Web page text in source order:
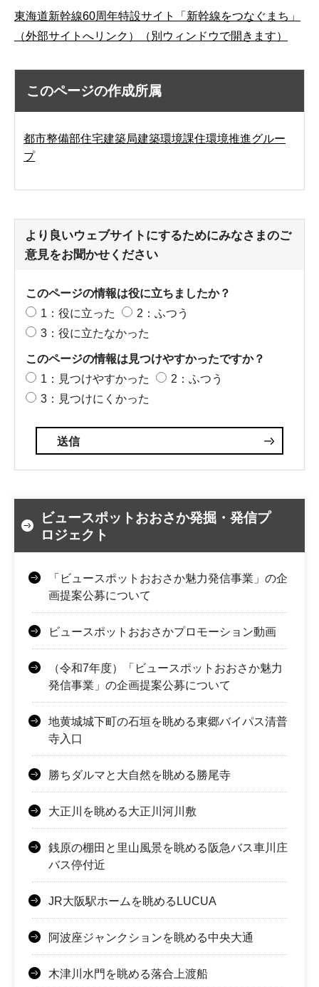
東海道新幹線60周年特設サイト「新幹線をつなぐまち」
（外部サイトへリンク）（別ウィンドウで開きます）
このページの作成所属
都市整備部住宅建築局建築環境課住環境推進グルー
プ
より良いウェブサイトにするためにみなさまのご
意見をお聞かせください
このページの情報は役に立ちましたか？
1：役に立った
2：ふつう
3：役に立たなかった
このページの情報は見つけやすかったですか？
1：見つけやすかった
2：ふつう
3：見つけにくかった
ビュースポットおおさか発掘・発信プ
ロジェクト
「ビュースポットおおさか魅力発信事業」の企
画提案公募について
ビュースポットおおさかプロモーション動画
（令和7年度）「ビュースポットおおさか魅力
発信事業」の企画提案公募について
地黄城城下町の石垣を眺める東郷バイパス清普
寺入口
勝ちダルマと大自然を眺める勝尾寺
大正川を眺める大正川河川敷
銭原の棚田と里山風景を眺める阪急バス車川庄
バス停付近
JR大阪駅ホームを眺めるLUCUA
阿波座ジャンクションを眺める中央大通
木津川水門を眺める落合上渡船